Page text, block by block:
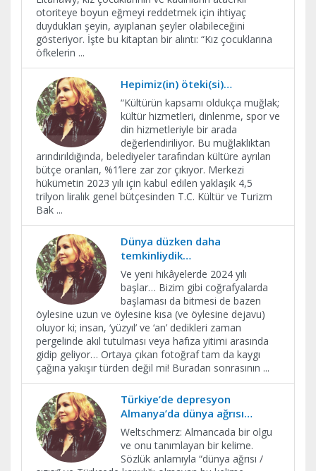
otoriteye boyun eğmeyi reddetmek için ihtiyaç
duydukları şeyin, ayıplanan şeyler olabileceğini
gösteriyor. İşte bu kitaptan bir alıntı: “Kız çocuklarına
öfkelerin ...
Hepimiz(in) öteki(si)…
“Kültürün kapsamı oldukça muğlak;
kültür hizmetleri, dinlenme, spor ve
din hizmetleriyle bir arada
değerlendiriliyor. Bu muğlaklıktan
arındırıldığında, belediyeler tarafından kültüre ayrılan
bütçe oranları, %1’lere zar zor çıkıyor. Merkezi
hükümetin 2023 yılı için kabul edilen yaklaşık 4,5
trilyon liralık genel bütçesinden T.C. Kültür ve Turizm
Bak ...
Dünya düzken daha
temkinliydik…
Ve yeni hikâyelerde 2024 yılı
başlar… Bizim gibi coğrafyalarda
başlaması da bitmesi de bazen
öylesine uzun ve öylesine kısa (ve öylesine dejavu)
oluyor ki; insan, ‘yüzyıl’ ve ‘an’ dedikleri zaman
pergelinde akıl tutulması veya hafıza yitimi arasında
gidip geliyor… Ortaya çıkan fotoğraf tam da kaygı
çağına yakışır türden değil mi! Buradan sonrasının ...
Türkiye’de depresyon
Almanya’da dünya ağrısı…
Weltschmerz: Almancada bir olgu
ve onu tanımlayan bir kelime.
Sözlük anlamıyla “dünya ağrısı /